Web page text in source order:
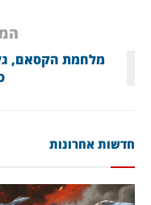
מלחמת הקסאם,
חדשות אחרונות